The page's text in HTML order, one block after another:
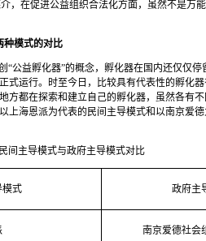
，在促进公益组织合法化方面，虽然不是万
式的对比
“公益孵化器”的概念，孵化器在国内还仅仅停
式运行。时至今日，比较具有代表性的孵化
方都在探索和建立自己的孵化器，虽然各有
海恩派为代表的民间主导模式和以南京爱德
间主导模式与政府主导模式对比
模式 政府主
南京爱德社会